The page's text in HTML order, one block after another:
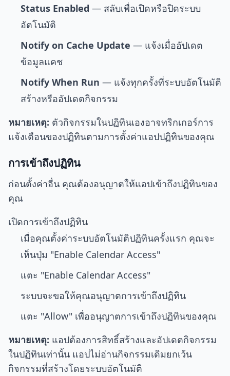
Status Enabled — สลับเพื่อเปิดหรือปิดระบบ
อัตโนมัติ
Notify on Cache Update — แจ้งเมื่ออัปเดต
ข้อมูลแคช
Notify When Run — แจ้งทุกครั้งที่ระบบอัตโนมัติ
สร้างหรืออัปเดตกิจกรรม
หมายเหตุ: ตัวกิจกรรมในปฏิทินเองอาจทริกเกอร์การ
แจ้งเตือนของปฏิทินตามการตั้งค่าแอปปฏิทินของคุณ
การเข้าถึงปฏิทิน
ก่อนตั้งค่าอื่น คุณต้องอนุญาตให้แอปเข้าถึงปฏิทินของ
คุณ
เปิดการเข้าถึงปฏิทิน
เมื่อคุณตั้งค่าระบบอัตโนมัติปฏิทินครั้งแรก คุณจะ
เห็นปุ่ม "Enable Calendar Access"
แตะ "Enable Calendar Access"
ระบบจะขอให้คุณอนุญาตการเข้าถึงปฏิทิน
แตะ "Allow" เพื่ออนุญาตการเข้าถึงปฏิทินของคุณ
หมายเหตุ: แอปต้องการสิทธิ์สร้างและอัปเดตกิจกรรม
ในปฏิทินเท่านั้น แอปไม่อ่านกิจกรรมเดิมยกเว้น
กิจกรรมที่สร้างโดยระบบอัตโนมัติ